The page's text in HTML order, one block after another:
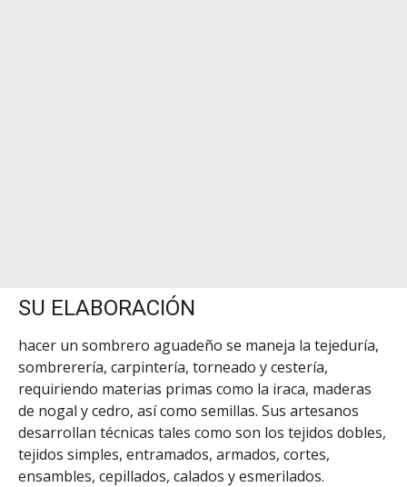
SU ELABORACIÓN
hacer un sombrero aguadeño se maneja la tejeduría,
sombrerería, carpintería, torneado y cestería,
requiriendo materias primas como la iraca, maderas
de nogal y cedro, así como semillas. Sus artesanos
desarrollan técnicas tales como son los tejidos dobles,
tejidos simples, entramados, armados, cortes,
ensambles, cepillados, calados y esmerilados.